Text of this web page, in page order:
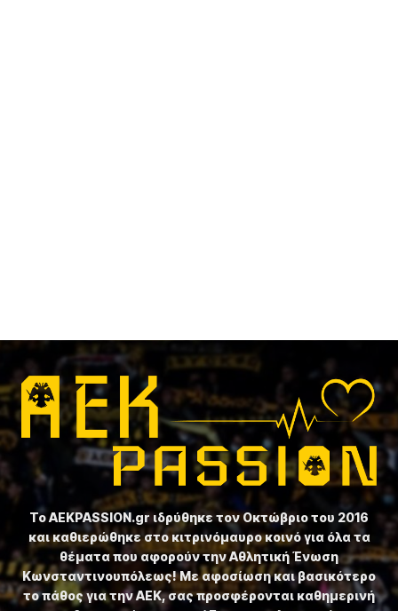
Το ⁦AEKPASSION.gr⁩ ιδρύθηκε τον Οκτώβριο του 2016
και καθιερώθηκε στο κιτρινόμαυρο κοινό για όλα τα
θέματα που αφορούν την Αθλητική Ένωση
Κωνσταντινουπόλεως! Με αφοσίωση και βασικότερο
το πάθος για την ΑΕΚ, σας προσφέρονται καθημερινή